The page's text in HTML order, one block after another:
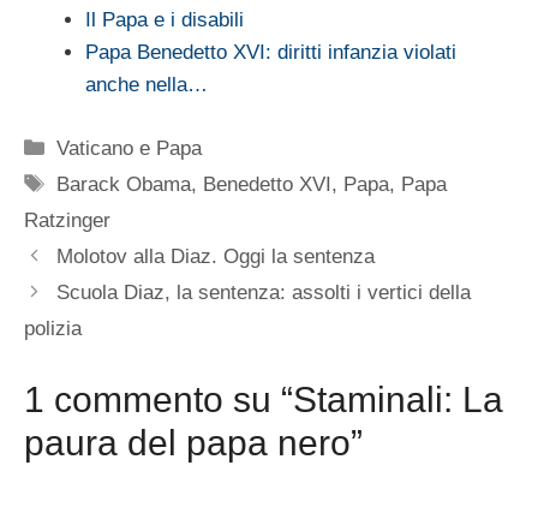
Il Papa e i disabili
Papa Benedetto XVI: diritti infanzia violati
anche nella…
Categorie
Vaticano e Papa
Tag
Barack Obama, Benedetto XVI , Papa, Papa
Ratzinger
Molotov alla Diaz. Oggi la sentenza
Scuola Diaz, la sentenza: assolti i vertici della
polizia
1 commento su “Staminali: La
paura del papa nero”